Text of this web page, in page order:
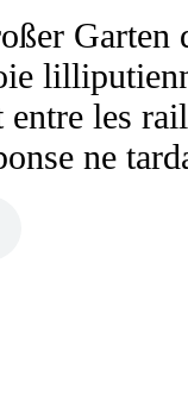
Garten
entre les
ne